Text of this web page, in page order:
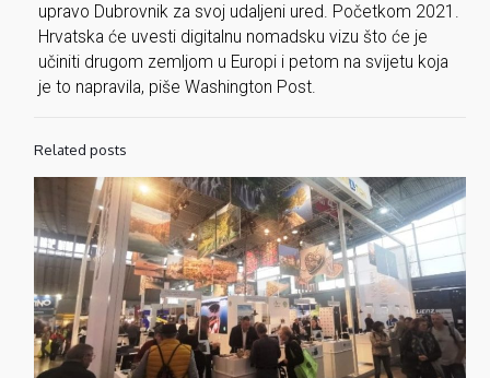
upravo Dubrovnik za svoj udaljeni ured. Početkom 2021.
Hrvatska će uvesti digitalnu nomadsku vizu što će je
učiniti drugom zemljom u Europi i petom na svijetu koja
je to napravila, piše Washington Post.
Related posts